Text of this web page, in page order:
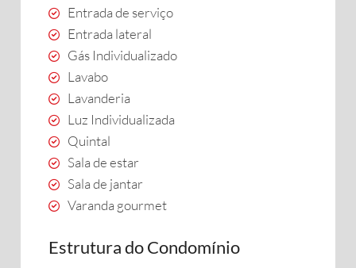
Entrada de serviço
Entrada lateral
Gás Individualizado
Lavabo
Lavanderia
Luz Individualizada
Quintal
Sala de estar
Sala de jantar
Varanda gourmet
Estrutura do Condomínio